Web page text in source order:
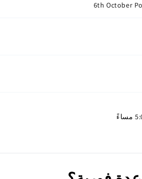
6th October